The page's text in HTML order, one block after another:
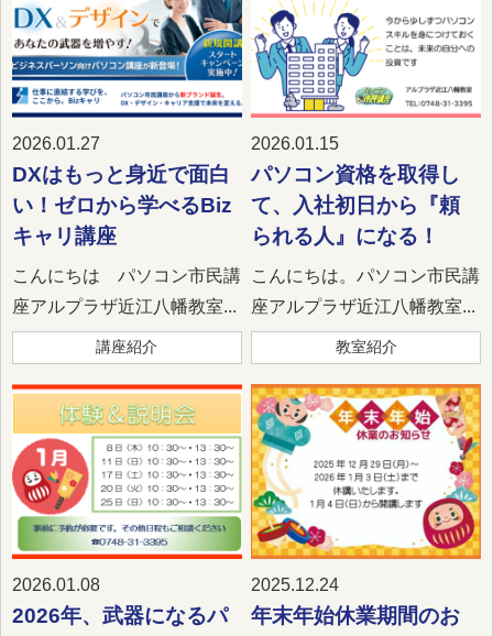
2026.01.27
DXはもっと身近で面白
い！ゼロから学べるBiz
キャリ講座
こんにちは パソコン市民講
座アルプラザ近江八幡教室...
講座紹介
2026.01.15
パソコン資格を取得し
て、入社初日から『頼
られる人』になる！
こんにちは。パソコン市民講
座アルプラザ近江八幡教室...
教室紹介
2026.01.08
2026年、武器になるパ
2025.12.24
年末年始休業期間のお